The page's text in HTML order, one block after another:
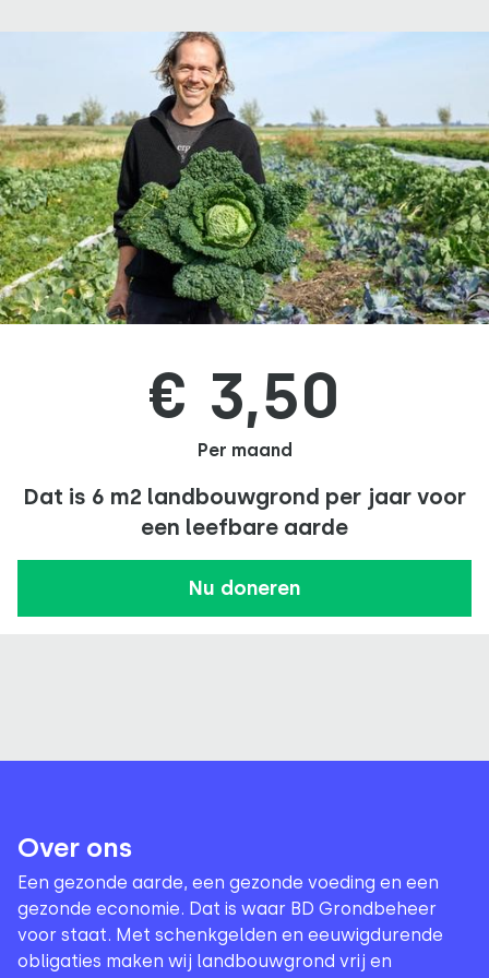
€ 3,50
Per maand
Dat is 6 m2 landbouwgrond per jaar voor
een leefbare aarde
Nu doneren
Over ons
Een gezonde aarde, een gezonde voeding en een
gezonde economie. Dat is waar BD Grondbeheer
voor staat. Met schenkgelden en eeuwigdurende
obligaties maken wij landbouwgrond vrij en